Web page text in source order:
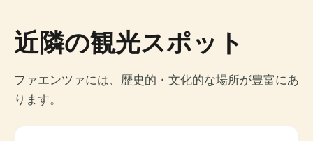
近隣の観光スポット
ファエンツァには、歴史的・文化的な場所が豊富にあ
ります。